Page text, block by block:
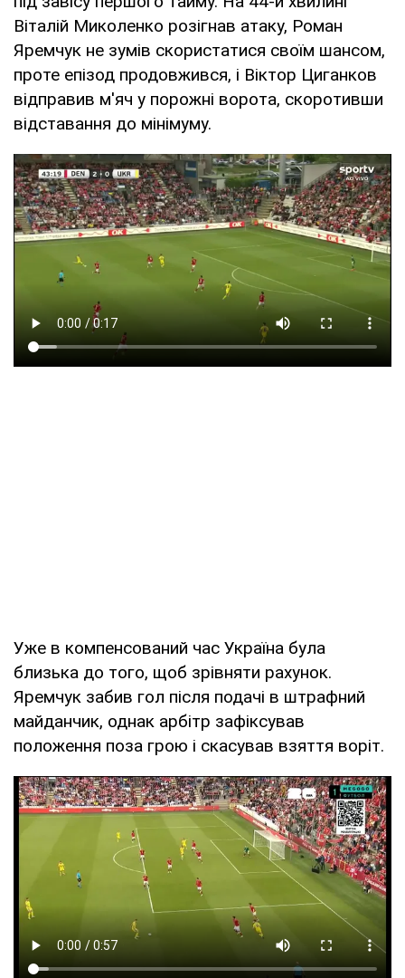
Віталій Миколенко розігнав атаку, Роман
Яремчук не зумів скористатися своїм шансом,
проте епізод продовжився, і Віктор Циганков
відправив м'яч у порожні ворота, скоротивши
відставання до мінімуму.
Уже в компенсований час Україна була
близька до того, щоб зрівняти рахунок.
Яремчук забив гол після подачі в штрафний
майданчик, однак арбітр зафіксував
положення поза грою і скасував взяття воріт.